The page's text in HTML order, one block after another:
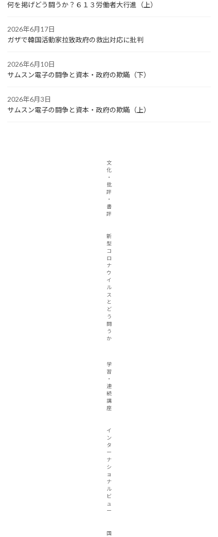
何を掲げどう闘うか？６１３労働者大行進（上）
2026年6月17日
ガザで韓国活動家拉致政府の救出対応に批判
2026年6月10日
サムスン電子の闘争と資本・政府の欺瞞（下）
2026年6月3日
サムスン電子の闘争と資本・政府の欺瞞（上）
文
化
・
批
評
・
書
評
新
型
コ
ロ
ナ
ウ
イ
ル
ス
と
ど
う
闘
う
か
学
習
・
連
続
講
座
イ
ン
タ
ー
ナ
シ
ョ
ナ
ル
ビ
ュ
ー
国